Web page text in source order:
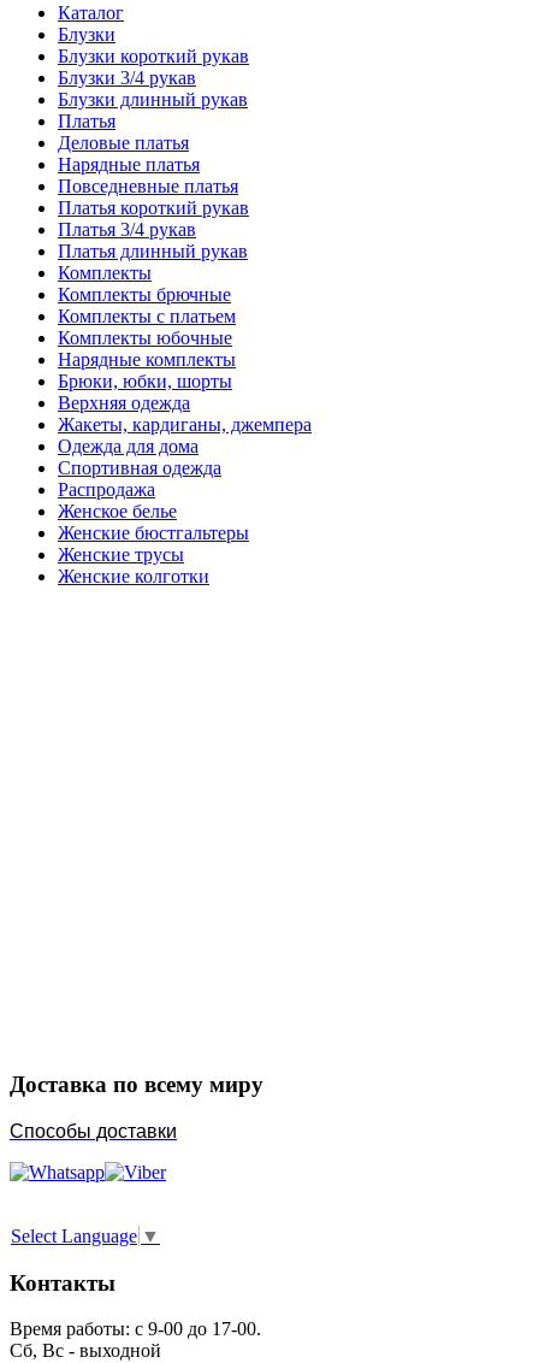
Каталог
Блузки
Блузки короткий рукав
Блузки 3/4 рукав
Блузки длинный рукав
Платья
Деловые платья
Нарядные платья
Повседневные платья
Платья короткий рукав
Платья 3/4 рукав
Платья длинный рукав
Комплекты
Комплекты брючные
Комплекты с платьем
Комплекты юбочные
Нарядные комплекты
Брюки, юбки, шорты
Верхняя одежда
Жакеты, кардиганы, джемпера
Одежда для дома
Спортивная одежда
Распродажа
Женское белье
Женские бюстгальтеры
Женские трусы
Женские колготки
Доставка по всему миру
Способы доставки
Select Language ▼
Контакты
Время работы: с 9-00 до 17-00.
Сб, Вс - выходной